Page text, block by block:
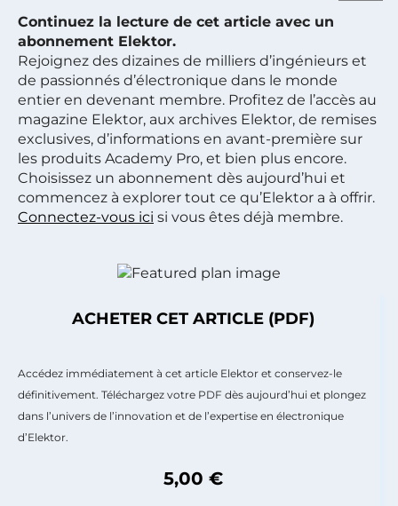
Continuez la lecture de cet article avec un
abonnement Elektor.
Rejoignez des dizaines de milliers d’ingénieurs et
de passionnés d’électronique dans le monde
entier en devenant membre. Profitez de l’accès au
magazine Elektor, aux archives Elektor, de remises
exclusives, d’informations en avant-première sur
les produits Academy Pro, et bien plus encore.
Choisissez un abonnement dès aujourd’hui et
commencez à explorer tout ce qu’Elektor a à offrir.
Connectez-vous ici si vous êtes déjà membre.
ACHETER CET ARTICLE (PDF)
Accédez immédiatement à cet article Elektor et conservez-le
définitivement. Téléchargez votre PDF dès aujourd’hui et plongez
dans l’univers de l’innovation et de l’expertise en électronique
d’Elektor.
5,00 €